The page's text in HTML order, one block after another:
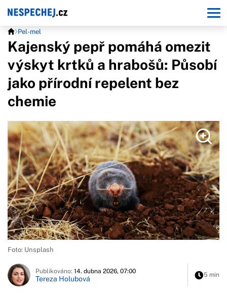
Pel-mel
Kajenský pepř pomáhá omezit
výskyt krtků a hrabošů: Působí
jako přírodní repelent bez
chemie
Foto: Unsplash
Publikováno: 14. dubna 2026, 07:00
Tereza Holubová 5 min